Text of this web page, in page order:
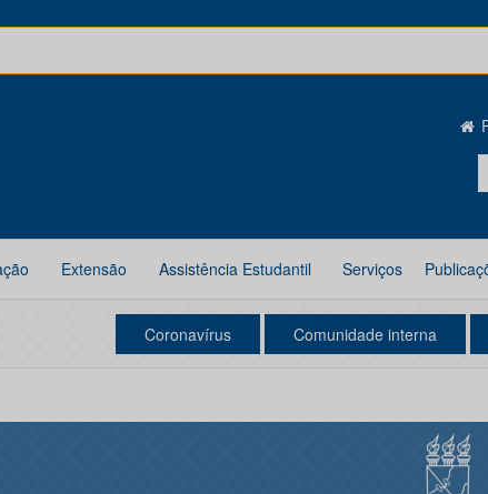
Extensão Assistência Estudantil Serviços
Coronavírus Comunidade interna